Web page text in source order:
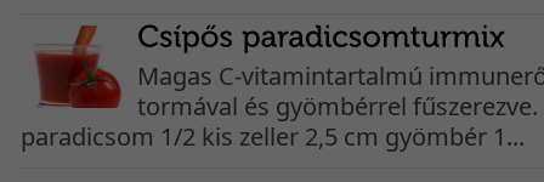
Magas C-vitamintartalmú
tormával és gyömbérrel
paradicsom 1/2 kis zeller 2,5 cm gyömbér 1...